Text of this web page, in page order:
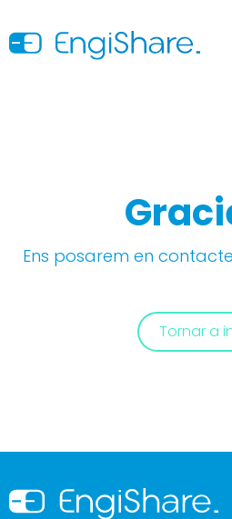
Ens posarem en
Tornar a